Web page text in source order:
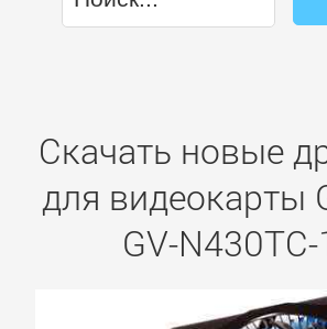
Скачать новые
для видеокарты
GV-N430TC-